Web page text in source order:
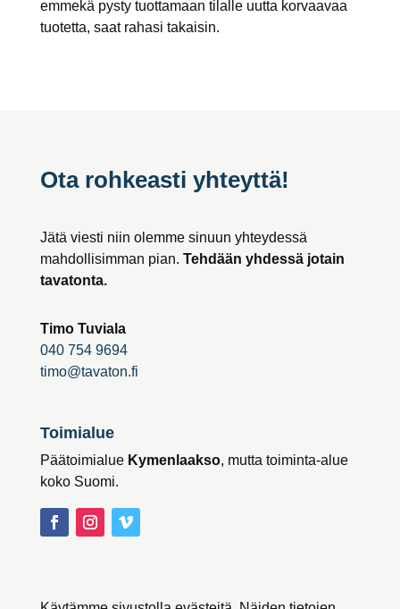
emmekä pysty tuottamaan tilalle uutta korvaavaa
tuotetta, saat rahasi takaisin.
Ota rohkeasti yhteyttä!
Jätä viesti niin olemme sinuun yhteydessä
mahdollisimman pian. Tehdään yhdessä jotain
tavatonta.
Timo Tuviala
040 754 9694
timo@tavaton.fi
Toimialue
Päätoimialue Kymenlaakso, mutta toiminta-alue
koko Suomi.